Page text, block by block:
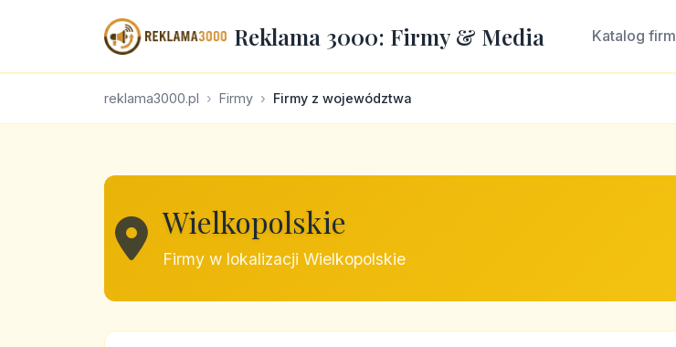
Reklama 3000: Firmy & Media Katalog firm
reklama3000.pl Firmy Firmy z województwa
Wielkopolskie
Firmy w lokalizacji Wielkopolskie